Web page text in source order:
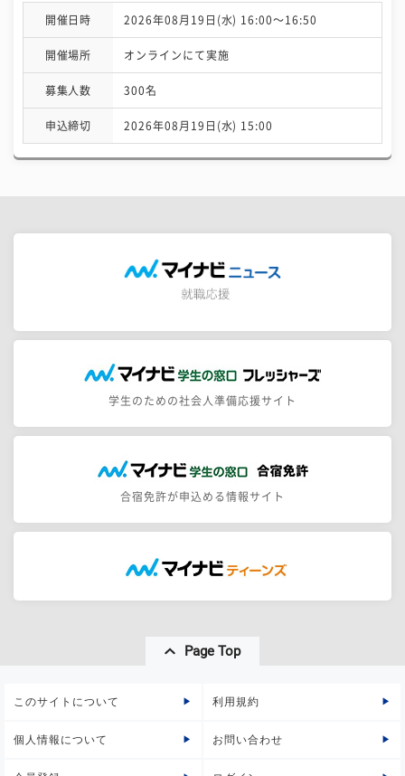
開催日時 2026年08月19日(水) 16:00〜16:50
開催場所 オンラインにて実施
募集人数 300名
申込締切 2026年08月19日(水) 15:00
学生のための社会人準備応援サイト
合宿免許が申込める情報サイト
Page Top
このサイトについて 利用規約
個人情報について お問い合わせ